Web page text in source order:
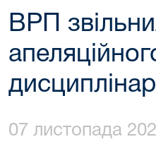
ВРП
07 листопада